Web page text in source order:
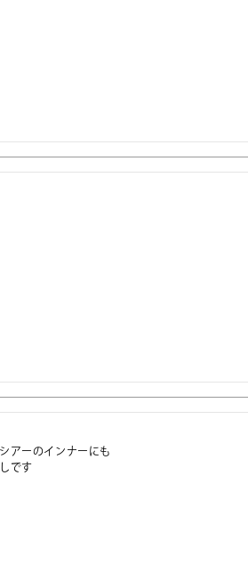
アーのインナーにも
です